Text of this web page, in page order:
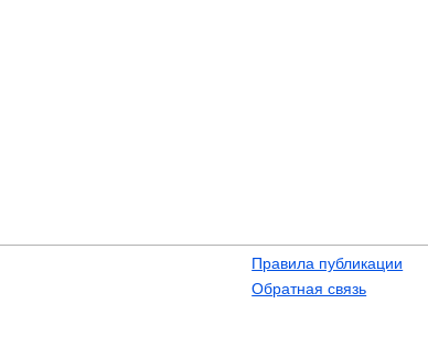
Правила публикации
Обратная связь